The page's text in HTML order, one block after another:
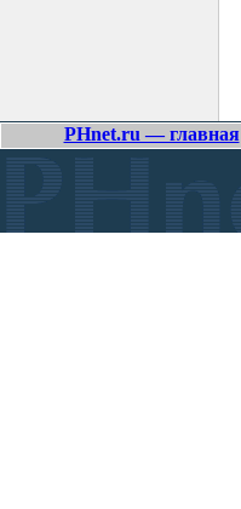
PHnet.ru — главная